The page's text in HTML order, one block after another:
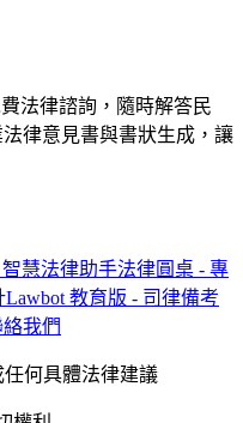
法律諮詢，隨時解答民
律意見書與書狀生成，讓
慧法律助手法律圓桌 - 專
Lawbot 教育版 - 司律備考
我們
何具體法律建議